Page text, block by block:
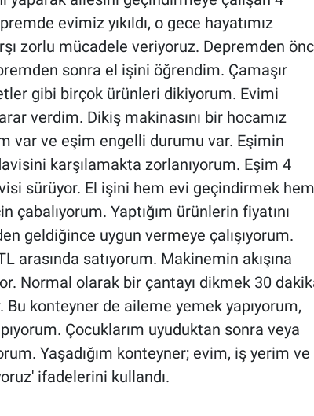
evimiz yıkıldı, o gece hayatımız
zorlu mücadele veriyoruz. Depremden
sonra el işini öğrendim. Çamaşır
gibi birçok ürünleri dikiyorum. Evimi
verdim. Dikiş makinasını bir hocamız
var ve eşim engelli durumu var. Eşimin
karşılamakta zorlanıyorum. Eşim 4
sürüyor. El işini hem evi geçindirmek hem
Yaptığım ürünlerin fiyatını
geldiğince uygun vermeye çalışıyorum.
arasında satıyorum. Makinemin akışına
Normal olarak bir çantayı dikmek 30
konteyner de aileme yemek yapıyorum,
Çocuklarım uyuduktan sonra veya
Yaşadığım konteyner; evim, iş yerim ve
ifadelerini kullandı.